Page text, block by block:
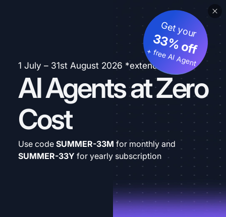
1 July – 31st August 2026 *extended
AI Agents at Zero
Cost
Get your
33% off
+ free AI Agent
Use code SUMMER-33M for monthly and
SUMMER-33Y for yearly subscription